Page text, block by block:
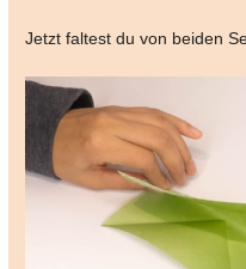
Jetzt faltest du von beiden